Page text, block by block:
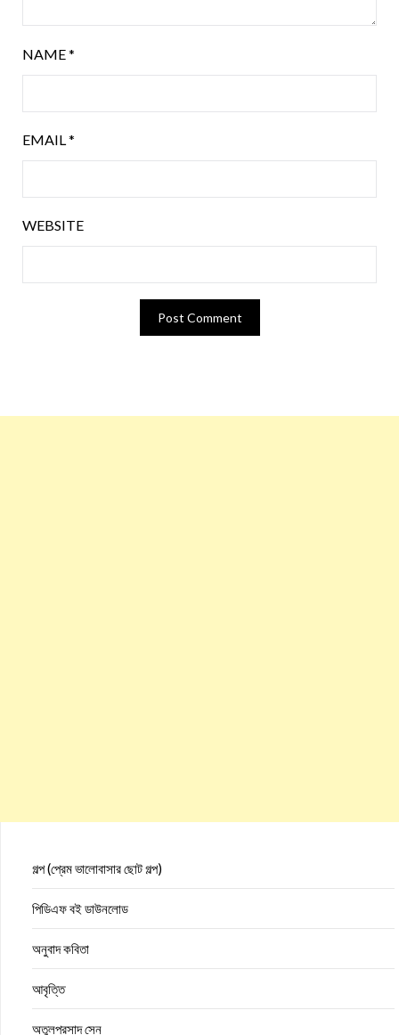
NAME*
EMAIL*
WEBSITE
গল্প (প্রেম ভালোবাসার ছোট গল্প)
পিডিএফ বই ডাউনলোড
অনুবাদ কবিতা
আবৃত্তি
অতুলপ্রসাদ সেন